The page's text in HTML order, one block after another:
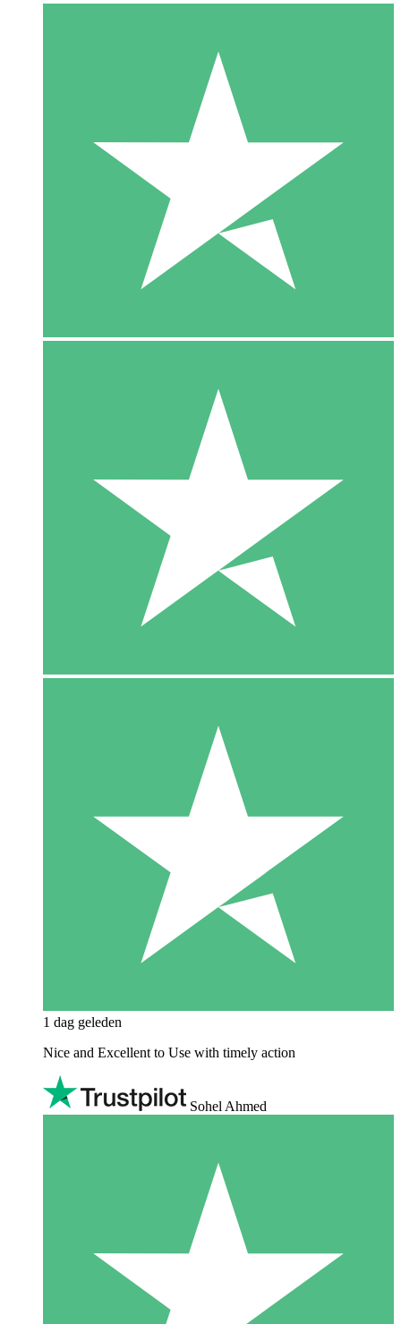
1 dag geleden
Nice and Excellent to Use with timely action
Sohel Ahmed